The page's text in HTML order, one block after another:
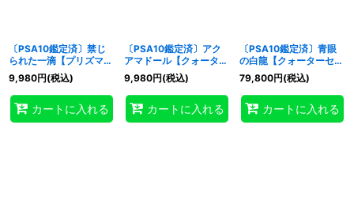
〔PSA10鑑定済〕禁じ
られた一滴【プリズマテ
ィックシークレット】
{ROTD-JP065}《魔
法》
9,980円(税込)
カートに入れる
〔PSA10鑑定済〕アク
アマドール【クォーター
センチュリーシークレッ
ト】{QCLP-JP002}
《モンスター》
9,980円(税込)
カートに入れる
〔PSA10鑑定済〕青眼
の白龍【クォーターセン
チュリーシークレット】
{NYC1-JP001}《モンス
ター》
79,800円(税込)
カートに入れる